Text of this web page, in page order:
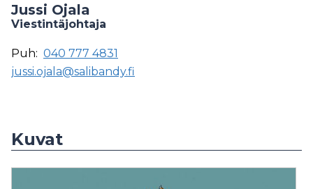
Jussi Ojala
Viestintäjohtaja
Puh: 040 777 4831
jussi.ojala@salibandy.fi
Kuvat